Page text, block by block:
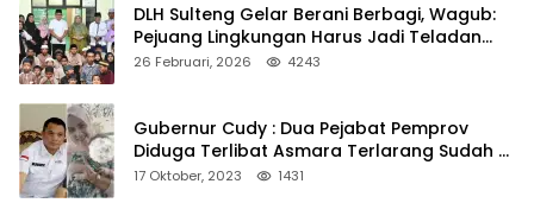
DLH Sulteng Gelar Berani Berbagi, Wagub:
Pejuang Lingkungan Harus Jadi Teladan
Kepedulian
26 Februari, 2026 4243
Gubernur Cudy : Dua Pejabat Pemprov
Diduga Terlibat Asmara Terlarang Sudah di
Non Job
17 Oktober, 2023 1431